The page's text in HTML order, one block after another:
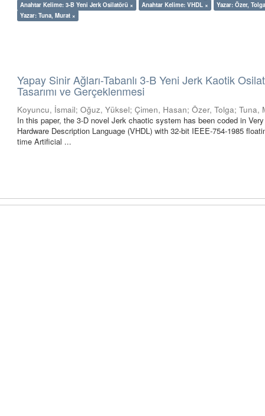
Anahtar Kelime: 3-B Yeni Jerk Osilatörü ×
Anahtar Kelime: VHDL × Yazar: Özer,
Yazar: Tuna, Murat ×
Yapay Sinir Ağları-Tabanlı 3-B Yeni Jerk Kaotik
Tasarımı ve Gerçeklenmesi
Koyuncu, İsmail;Oğuz, Yüksel;Çimen, Hasan;Özer, Tolga;Tuna,
In this paper, the 3-D novel Jerk chaotic system has been coded in
Hardware Description Language (VHDL) with 32-bit IEEE-754-1985
time Artificial ...